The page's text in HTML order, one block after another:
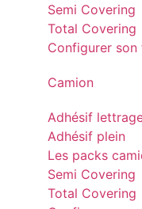
Semi Covering
Total Covering
Configurer
Camion
Adhésif
Adhésif plein
Les packs
Semi Covering
Total Covering